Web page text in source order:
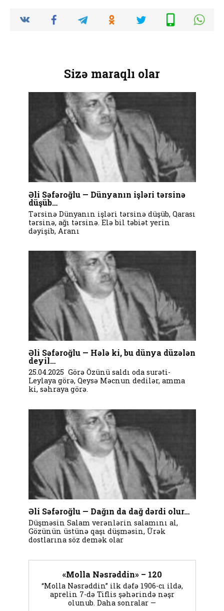
Sizə maraqlı olar
Əli Səfəroğlu — Dünyanın işləri tərsinə
düşüb…
Tərsinə Dünyanın işləri tərsinə düşüb, Qarası
tərsinə, ağı tərsinə. Elə bil təbiət yerin
dəyişib, Aranı
Əli Səfəroğlu — Hələ ki, bu dünya düzələn
deyil…
25.04.2025 Görə Özünü saldı oda surəti-
Leylaya görə, Qeysə Məcnun dedilər, amma
ki, səhraya görə.
Əli Səfəroğlu — Dağın da dağ dərdi olur…
Düşməsin Salam verənlərin salamını al,
Gözünün üstünə qaşı düşməsin, Ürək
dostlarına söz demək olar
«Molla Nəsrəddin» – 120
“Molla Nəsrəddin” ilk dəfə 1906-cı ildə,
aprelin 7-də Tiflis şəhərində nəşr
olunub. Daha sonralar —